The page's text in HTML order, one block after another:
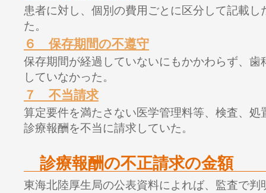
患者に対し、個別の費用ごとに区分して記載
た。
６ 保存期間の不遵守
保存期間が経過していないにもかかわらず、
していなかった。
７ 不当請求
算定要件を満たさない医学管理料等、検査、
診療報酬を不当に請求していた。
診療報酬の不正請求の金額
東海北陸厚生局の公表資料によれば、監査で